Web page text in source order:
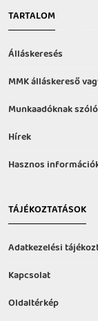
TARTALOM
Álláskeresés
MMK álláskereső
Munkaadóknak
Hírek
Hasznos
TÁJÉKOZTATÁSOK
Adatkezelési
Kapcsolat
Oldaltérkép